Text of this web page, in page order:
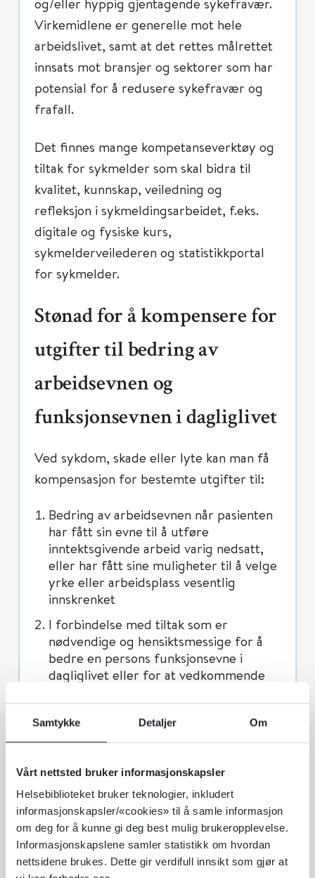
Samtykke Detaljer Om
Vårt nettsted bruker informasjonskapsler
Helsebiblioteket bruker teknologier, inkludert
informasjonskapsler/«cookies» til å samle informasjon
om deg for å kunne gi deg best mulig brukeropplevelse.
Informasjonskapslene samler statistikk om hvordan
nettsidene brukes. Dette gir verdifull innsikt som gjør at
Virkemidlene er generelle mot hele
arbeidslivet, samt at det rettes målrettet
innsats mot bransjer og sektorer som har
potensial for å redusere sykefravær og
frafall.
Det finnes mange kompetanseverktøy og
tiltak for sykmelder som skal bidra til
kvalitet, kunnskap, veiledning og
refleksjon i sykmeldingsarbeidet, f.eks.
digitale og fysiske kurs,
sykmelderveilederen og statistikkportal
for sykmelder.
Stønad for å kompensere for
utgifter til bedring av
arbeidsevnen og
funksjonsevnen i dagliglivet
Ved sykdom, skade eller lyte kan man få
kompensasjon for bestemte utgifter til:
Bedring av arbeidsevnen når pasienten
har fått sin evne til å utføre
inntektsgivende arbeid varig nedsatt,
eller har fått sine muligheter til å velge
yrke eller arbeidsplass vesentlig
innskrenket
I forbindelse med tiltak som er
nødvendige og hensiktsmessige for å
bedre en persons funksjonsevne i
dagliglivet eller for at vedkommende
Stønad kan gis i form av utlån, tilskudd
grunnmønster til søm av klær, førerhund,
lese- og sekretærhjelp for blinde og
svaksynte, tolkehjelp for
hørselshemmede, tolke- og ledsagerhjelp
for døvblinde, motorkjøretøy eller annet